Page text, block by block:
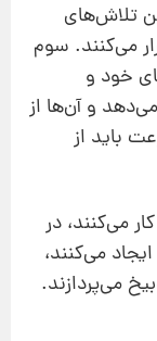
تلاش‌های
می‌کنند. سوم
خود و
و آن‌ها از
باید از
می‌کنند، در
می‌کنند،
می‌پردازند.